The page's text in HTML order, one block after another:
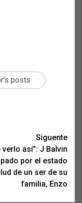
posts
Siguente
verlo así”: J Balvin
por el estado
de un ser de su
familia, Enzo